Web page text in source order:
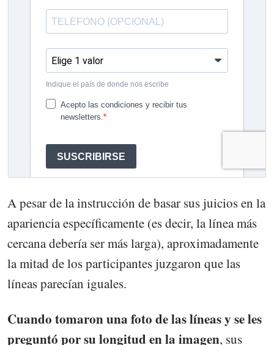
A pesar de la instrucción de basar sus juicios en la
apariencia específicamente (es decir, la línea más
cercana debería ser más larga), aproximadamente
la mitad de los participantes juzgaron que las
líneas parecían iguales.
Cuando tomaron una foto de las líneas y se les
preguntó por su longitud en la imagen, sus